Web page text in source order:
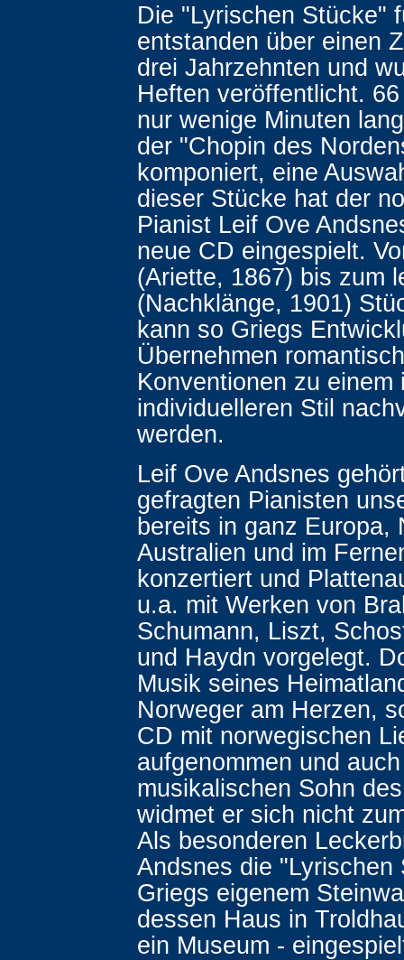
Die "Lyrischen Stücke"
entstanden über einen
drei Jahrzehnten und
Heften veröffentlicht.
nur wenige Minuten
der "Chopin des
komponiert, eine
dieser Stücke hat der
Pianist Leif Ove
neue CD eingespielt.
(Ariette, 1867) bis zum
(Nachklänge, 1901)
kann so Griegs
Übernehmen
Konventionen zu einem
individuelleren Stil
werden.
Leif Ove Andsnes
gefragten Pianisten
bereits in ganz Europa,
Australien und im
konzertiert und
u.a. mit Werken von
Schumann, Liszt,
und Haydn vorgelegt.
Musik seines
Norweger am Herzen,
CD mit norwegischen
aufgenommen und
musikalischen Sohn
widmet er sich nicht
Als besonderen
Andsnes die "Lyrischen
Griegs eigenem
dessen Haus in
ein Museum -